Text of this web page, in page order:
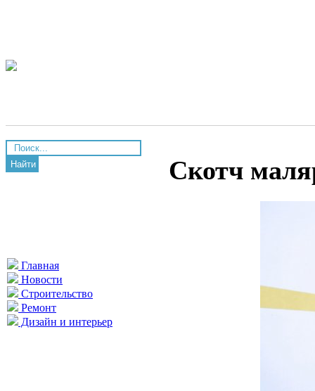
Найти
Главная
Новости
Строительство
Ремонт
Дизайн и интерьер
Скотч